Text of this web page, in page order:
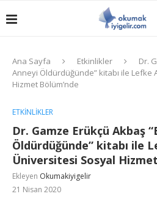
Ana Sayfa Etkinlikler
Dr.
Anneyi Öldürdüğünde” kitabı ile
Hizmet Bölüm’nde
ETKINLIKLER
Dr. Gamze Erükçü Akbaş
Öldürdüğünde” kitabı ile
Üniversitesi Sosyal
Ekleyen Okumakiyigelir
21 Nisan 2020